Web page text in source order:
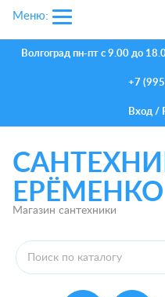
Волгоград пн-пт с 9.00 до
+7
Вход/
ЕРЁМЕНКО
Магазин сантехники
Меню: